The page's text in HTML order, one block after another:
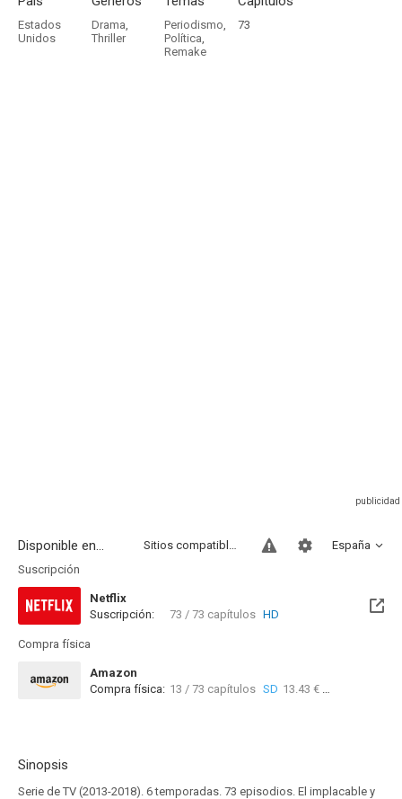
Estados
Unidos
Drama,
Thriller
Periodismo,
Política,
Remake
73
Disponible en... España
Sitios compatibles
Suscripción
Netflix
Suscripción:
73 / 73 capítulos HD
Compra física
Amazon
Compra física: 13 / 73 capítulos SD 13.43 €
Sinopsis
Serie de TV (2013-2018). 6 temporadas. 73 episodios. El implacable y